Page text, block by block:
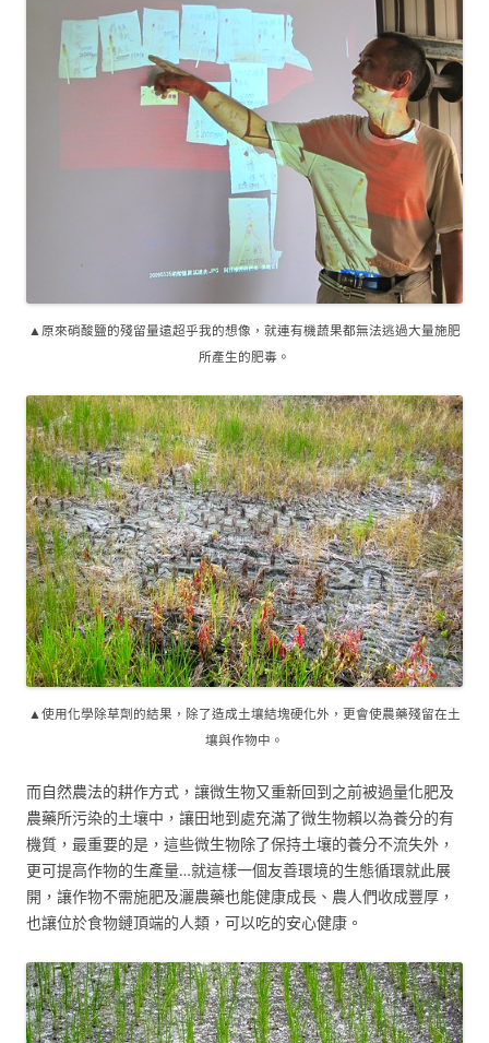
▲原來硝酸鹽的殘留量遠超乎我的想像，就連有機蔬果都無法逃過大量施肥
所產生的肥毒。
▲使用化學除草劑的結果，除了造成土壤結塊硬化外，更會使農藥殘留在土
壤與作物中。
而自然農法的耕作方式，讓微生物又重新回到之前被過量化肥及
農藥所污染的土壤中，讓田地到處充滿了微生物賴以為養分的有
機質，最重要的是，這些微生物除了保持土壤的養分不流失外，
更可提高作物的生產量…就這樣一個友善環境的生態循環就此展
開，讓作物不需施肥及灑農藥也能健康成長、農人們收成豐厚，
也讓位於食物鏈頂端的人類，可以吃的安心健康。